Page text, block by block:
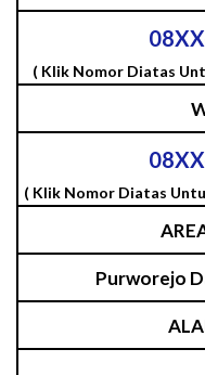
( Klik Nomor Diatas
( Klik Nomor Diatas
Purworejo